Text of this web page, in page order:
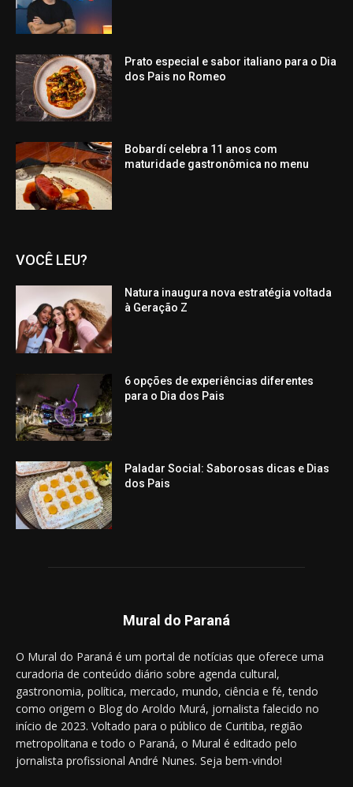
Prato especial e sabor italiano para o Dia
dos Pais no Romeo
Bobardí celebra 11 anos com
maturidade gastronômica no menu
VOCÊ LEU?
Natura inaugura nova estratégia voltada
à Geração Z
6 opções de experiências diferentes
para o Dia dos Pais
Paladar Social: Saborosas dicas e Dias
dos Pais
Mural do Paraná
O Mural do Paraná é um portal de notícias que oferece uma
curadoria de conteúdo diário sobre agenda cultural,
gastronomia, política, mercado, mundo, ciência e fé, tendo
como origem o Blog do Aroldo Murá, jornalista falecido no
início de 2023. Voltado para o público de Curitiba, região
metropolitana e todo o Paraná, o Mural é editado pelo
jornalista profissional André Nunes. Seja bem-vindo!